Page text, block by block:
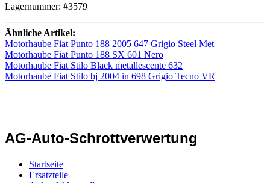
Lagernummer: #3579
Ähnliche Artikel:
Motorhaube Fiat Punto 188 2005 647 Grigio Steel Met
Motorhaube Fiat Punto 188 SX 601 Nero
Motorhaube Fiat Stilo Black metallescente 632
Motorhaube Fiat Stilo bj 2004 in 698 Grigio Tecno VR
AG-Auto-Schrottverwertung
Startseite
Ersatzteile